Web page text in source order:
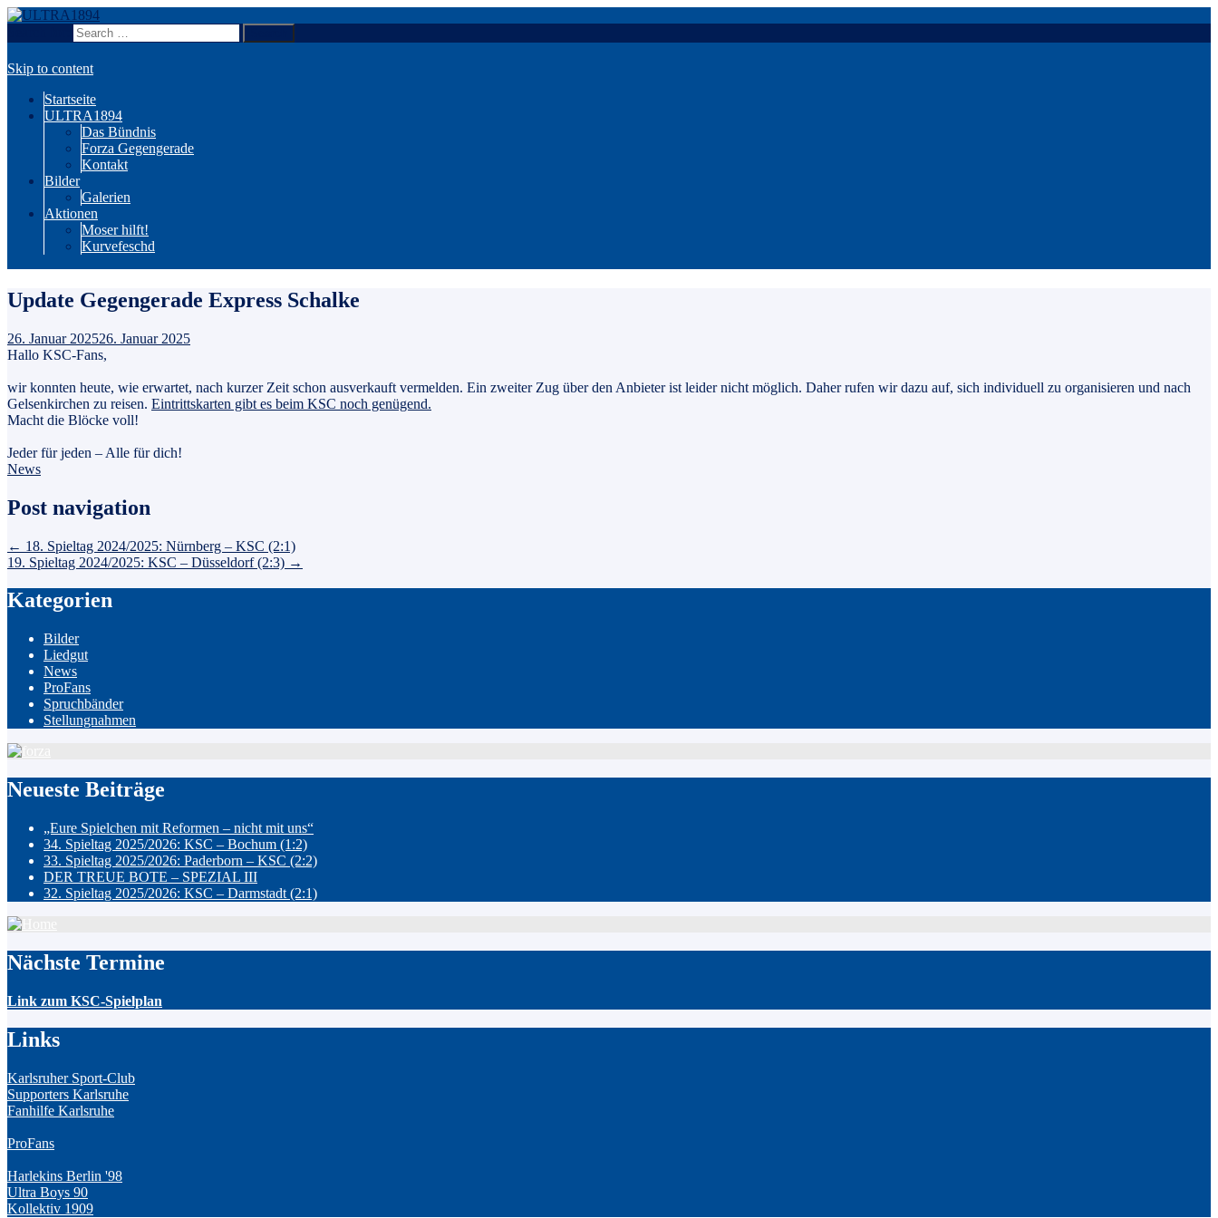
ULTRA1894
Skip to content
Startseite
ULTRA1894
Das Bündnis
Forza Gegengerade
Kontakt
Bilder
Galerien
Aktionen
Moser hilft!
Kurvefeschd
Update Gegengerade Express Schalke
26. Januar 202526. Januar 2025
Hallo KSC-Fans,
wir konnten heute, wie erwartet, nach kurzer Zeit schon ausverkauft vermelden. Ein zweiter Zug über den Anbieter ist leider nicht möglich. Daher rufen wir dazu auf, sich individuell zu organisieren und nach
Gelsenkirchen zu reisen. Eintrittskarten gibt es beim KSC noch genügend.
Macht die Blöcke voll!
Jeder für jeden – Alle für dich!
News
Post navigation
← 18. Spieltag 2024/2025: Nürnberg – KSC (2:1)
19. Spieltag 2024/2025: KSC – Düsseldorf (2:3) →
Kategorien
Bilder
Liedgut
News
ProFans
Spruchbänder
Stellungnahmen
Neueste Beiträge
„Eure Spielchen mit Reformen – nicht mit uns“
34. Spieltag 2025/2026: KSC – Bochum (1:2)
33. Spieltag 2025/2026: Paderborn – KSC (2:2)
DER TREUE BOTE – SPEZIAL III
32. Spieltag 2025/2026: KSC – Darmstadt (2:1)
Nächste Termine
Link zum KSC-Spielplan
Links
Karlsruher Sport-Club
Supporters Karlsruhe
Fanhilfe Karlsruhe
ProFans
Harlekins Berlin '98
Ultra Boys 90
Kollektiv 1909